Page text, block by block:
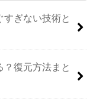
すぎない技術と
？復元方法まと